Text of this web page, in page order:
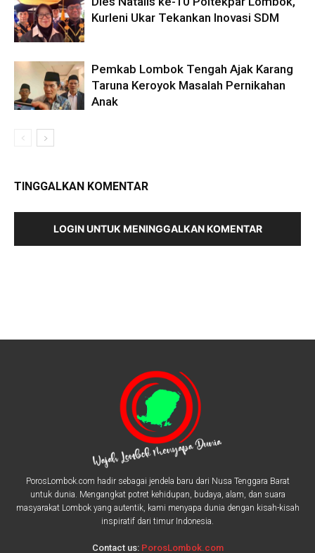
Kurleni Ukar Tekankan Inovasi SDM
Pemkab Lombok Tengah Ajak Karang
Taruna Keroyok Masalah Pernikahan
Anak
TINGGALKAN KOMENTAR
LOGIN UNTUK MENINGGALKAN KOMENTAR
PorosLombok.com hadir sebagai jendela baru dari Nusa Tenggara Barat
untuk dunia. Mengangkat potret kehidupan, budaya, alam, dan suara
masyarakat Lombok yang autentik, kami menyapa dunia dengan kisah-kisah
inspiratif dari timur Indonesia.
Contact us: PorosLombok.com